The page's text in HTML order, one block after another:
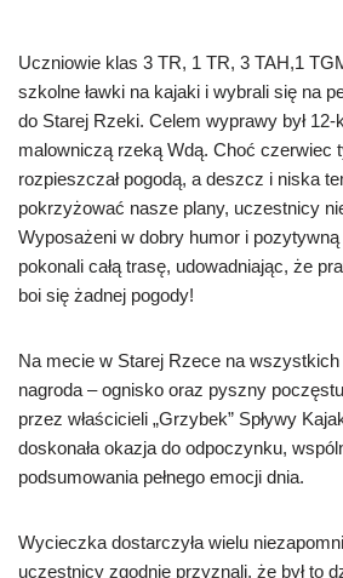
Uczniowie klas 3 TR, 1 TR, 3 TAH,1
szkolne ławki na kajaki i wybrali się na
do Starej Rzeki. Celem wyprawy był 12-
malowniczą rzeką Wdą. Choć czerwiec
rozpieszczał pogodą, a deszcz i niska
pokrzyżować nasze plany, uczestnicy
Wyposażeni w dobry humor i pozytywną
pokonali całą trasę, udowadniając, że
boi się żadnej pogody!
Na mecie w Starej Rzece na wszystkich
nagroda – ognisko oraz pyszny
przez właścicieli „Grzybek” Spływy
doskonała okazja do odpoczynku,
podsumowania pełnego emocji dnia.
Wycieczka dostarczyła wielu
uczestnicy zgodnie przyznali, że był to